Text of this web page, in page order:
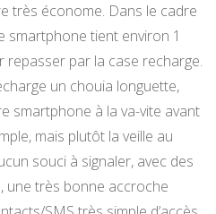
très économe. Dans le cadre
smartphone tient environ 1
repasser par la case recharge.
un chouia longuette,
smartphone à la va-vite avant
mais plutôt la veille au
souci à signaler, avec des
une très bonne accroche